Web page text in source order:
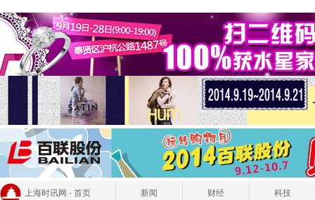
上海时讯网 - 首页 新闻 财经 科技